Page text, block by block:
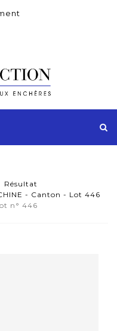
Résultat
- Canton - Lot 446
n° 446